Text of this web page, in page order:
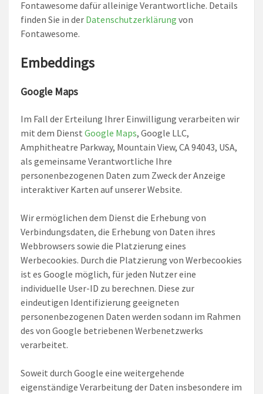
Fontawesome dafür alleinige Verantwortliche. Details
finden Sie in der Datenschutzerklärung von
Fontawesome.
Embeddings
Google Maps
Im Fall der Erteilung Ihrer Einwilligung verarbeiten wir
mit dem Dienst Google Maps, Google LLC,
Amphitheatre Parkway, Mountain View, CA 94043, USA,
als gemeinsame Verantwortliche Ihre
personenbezogenen Daten zum Zweck der Anzeige
interaktiver Karten auf unserer Website.
Wir ermöglichen dem Dienst die Erhebung von
Verbindungsdaten, die Erhebung von Daten ihres
Webbrowsers sowie die Platzierung eines
Werbecookies. Durch die Platzierung von Werbecookies
ist es Google möglich, für jeden Nutzer eine
individuelle User-ID zu berechnen. Diese zur
eindeutigen Identifizierung geeigneten
personenbezogenen Daten werden sodann im Rahmen
des von Google betriebenen Werbenetzwerks
verarbeitet.
Soweit durch Google eine weitergehende
eigenständige Verarbeitung der Daten insbesondere im